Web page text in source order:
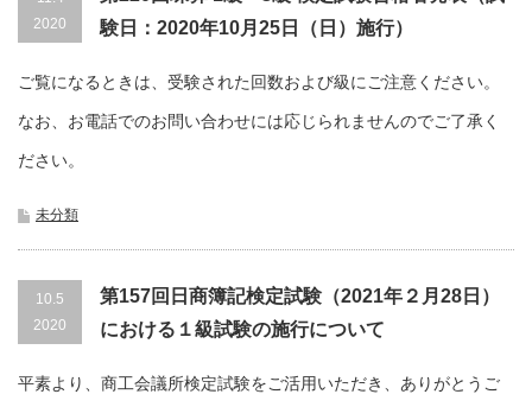
2020
験日：2020年10月25日（日）施行）
ご覧になるときは、受験された回数および級にご注意ください。
なお、お電話でのお問い合わせには応じられませんのでご了承く
ださい。
未分類
10.5
2020
第157回日商簿記検定試験（2021年２月28日）
における１級試験の施行について
平素より、商工会議所検定試験をご活用いただき、ありがとうご